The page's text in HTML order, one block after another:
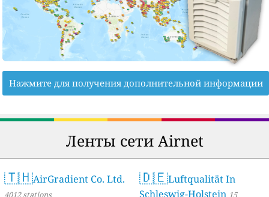
Нажмите для получения дополнительной информации
Ленты сети Airnet
🇹🇭AirGradient Co. Ltd.
4012 stations
🇩🇪Luftqualität In
Schleswig-Holstein 15